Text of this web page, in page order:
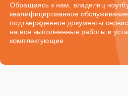
Обращаясь к нам, владелец
квалифицированное
подтвержденное документы
на все выполненные работы и
комплектующие.